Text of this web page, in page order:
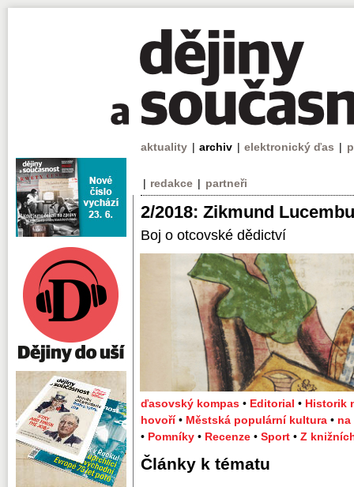
aktuality | archiv | elektronický ďas |
| redakce | partneři
2/2018: Zikmund
Boj o otcovské dědictví
ďasovský kompas • Editorial • Historik
hovoří• Městská populární kultura •
• Pomníky • Recenze • Sport • Z
Články k tématu